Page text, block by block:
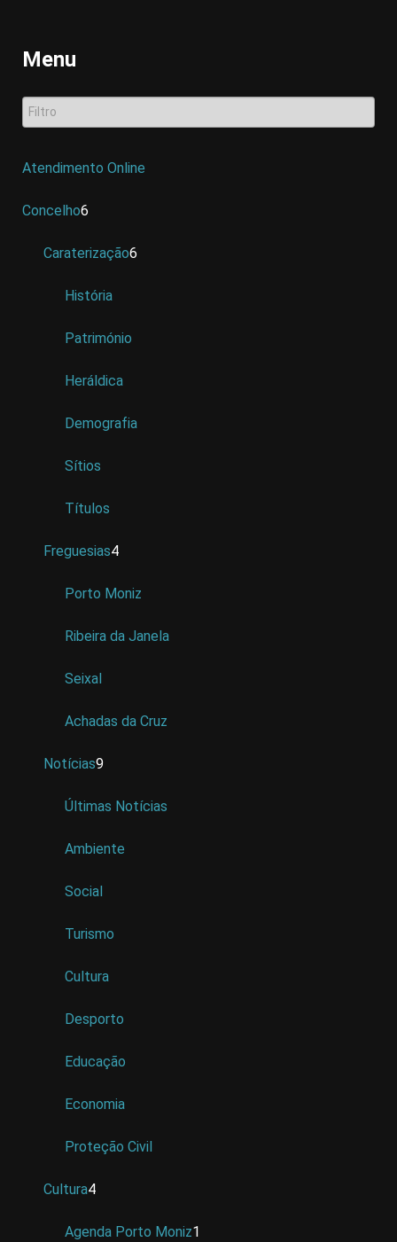
Menu
Atendimento Online
Concelho6
Caraterização6
História
Património
Heráldica
Demografia
Sítios
Títulos
Freguesias4
Porto Moniz
Ribeira da Janela
Seixal
Achadas da Cruz
Notícias9
Últimas Notícias
Ambiente
Social
Turismo
Cultura
Desporto
Educação
Economia
Proteção Civil
Cultura4
Agenda Porto Moniz1